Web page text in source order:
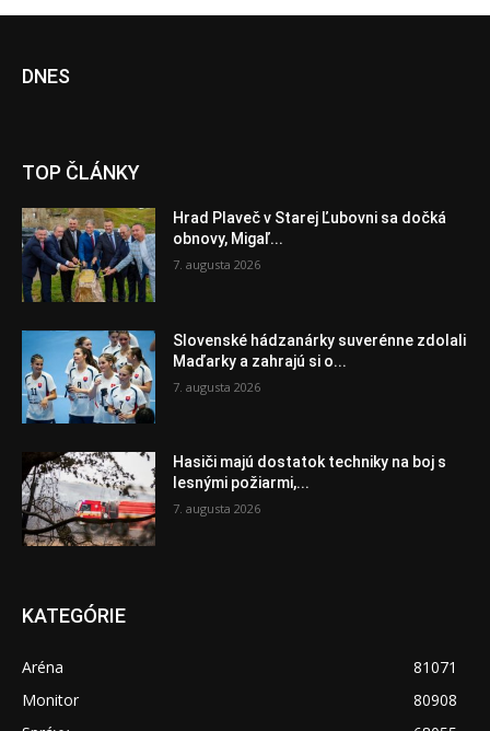
DNES
TOP ČLÁNKY
Hrad Plaveč v Starej Ľubovni sa dočká
obnovy, Migaľ...
7. augusta 2026
Slovenské hádzanárky suverénne zdolali
Maďarky a zahrajú si o...
7. augusta 2026
Hasiči majú dostatok techniky na boj s
lesnými požiarmi,...
7. augusta 2026
KATEGÓRIE
Aréna
81071
Monitor
80908